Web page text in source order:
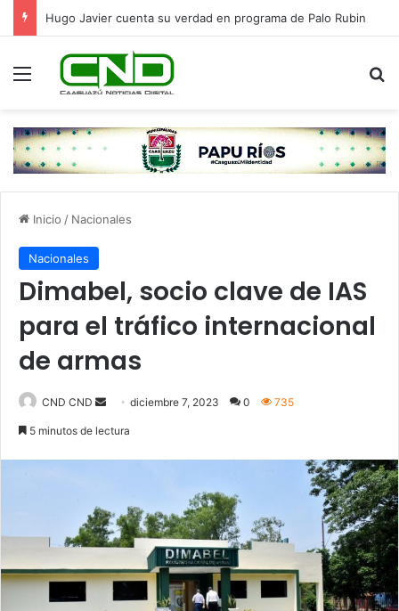
Hugo Javier cuenta su verdad en programa de Palo Rubin
Menú
Inicio / Nacionales
Nacionales
Dimabel, socio clave de IAS
para el tráfico internacional
de armas
CND CND
Senddiciembre 7, 2023 0 735
5 minutos de lectura